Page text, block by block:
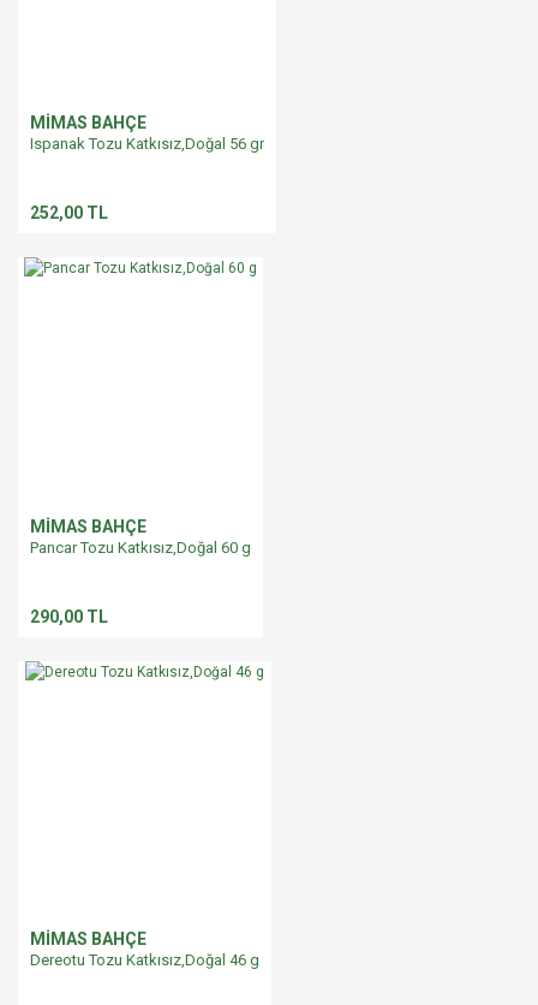
MİMAS BAHÇE
Ispanak Tozu Katkısız,Doğal 56 gr
252,00 TL
MİMAS BAHÇE
Pancar Tozu Katkısız,Doğal 60 g
290,00 TL
MİMAS BAHÇE
Dereotu Tozu Katkısız,Doğal 46 g